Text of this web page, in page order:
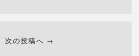
次の投稿へ →